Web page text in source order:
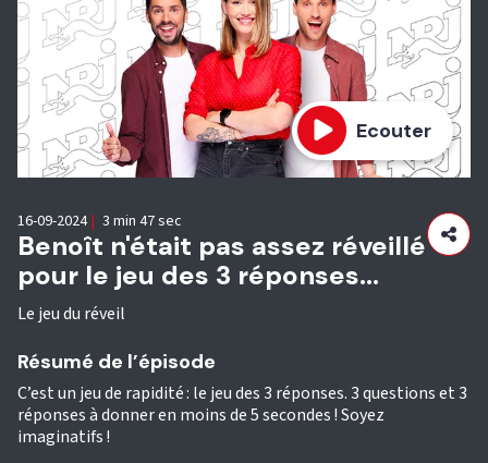
Ecouter
Benoît n'était pas assez réveillé
pour le jeu des 3 réponses...
Le jeu du réveil
16-09-2024 | 3 min 47 sec
Résumé de l’épisode
C’est un jeu de rapidité : le jeu des 3 réponses. 3 questions et 3
réponses à donner en moins de 5 secondes ! Soyez
imaginatifs !